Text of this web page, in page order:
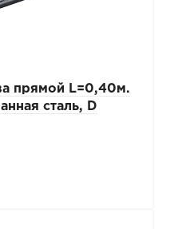
прямой L=0,40м.
сталь, D